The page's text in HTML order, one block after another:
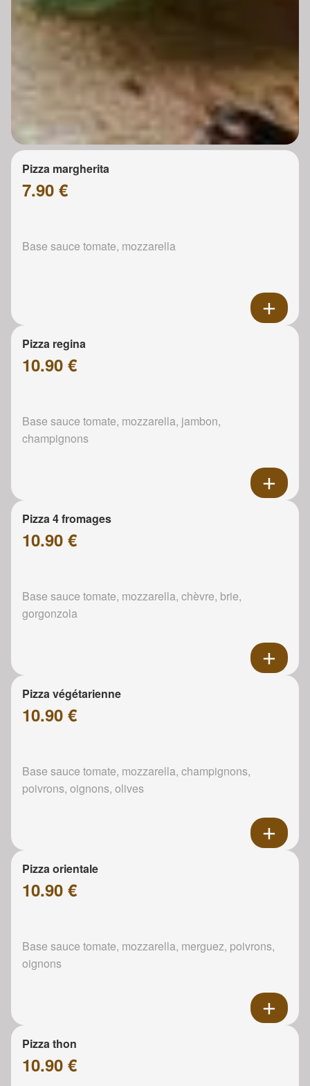
Pizza margherita
7.90 €
Base sauce tomate, mozzarella
Pizza regina
10.90 €
Base sauce tomate, mozzarella, jambon,
champignons
Pizza 4 fromages
10.90 €
Base sauce tomate, mozzarella, chèvre, brie,
gorgonzola
Pizza végétarienne
10.90 €
Base sauce tomate, mozzarella, champignons,
poivrons, oignons, olives
Pizza orientale
10.90 €
Base sauce tomate, mozzarella, merguez, poivrons,
oignons
Pizza thon
10.90 €